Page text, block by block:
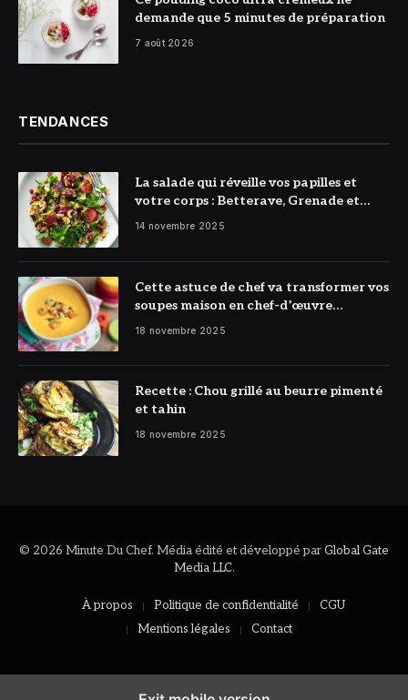
demande que 5 minutes de préparation
7 août 2026
TENDANCES
La salade qui réveille vos papilles et
votre corps : Betterave, Grenade et
Citron à l’honneur
14 novembre 2025
Cette astuce de chef va transformer vos
soupes maison en chef-d’œuvre
réconfortant
18 novembre 2025
Recette : Chou grillé au beurre pimenté
et tahin
18 novembre 2025
© 2026 Minute Du Chef. Média édité et développé parGlobal Gate
Media LLC.
À propos Politique de confidentialité
CGU
Mentions légales
Contact